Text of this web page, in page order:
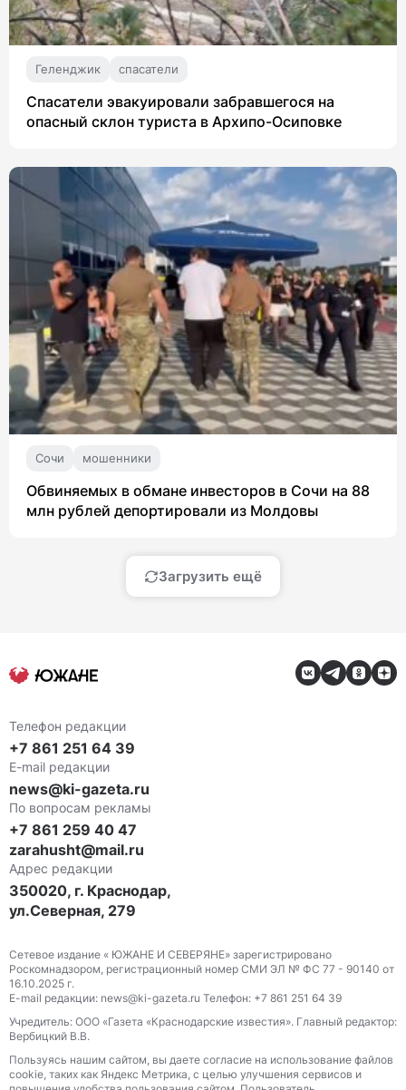
Геленджик спасатели
Спасатели эвакуировали забравшегося на
опасный склон туриста в Архипо-Осиповке
Сочи мошенники
Обвиняемых в обмане инвесторов в Сочи на 88
млн рублей депортировали из Молдовы
Загрузить ещё
Телефон редакции
+7 861 251 64 39
E-mail редакции
news@ki-gazeta.ru
По вопросам рекламы
+7 861 259 40 47
zarahusht@mail.ru
Адрес редакции
350020, г. Краснодар,
ул.Северная, 279
Сетевое издание « ЮЖАНЕ И СЕВЕРЯНЕ» зарегистрировано
Роскомнадзором, регистрационный номер СМИ ЭЛ № ФС 77 - 90140 от
16.10.2025 г.
E-mail редакции: news@ki-gazeta.ru Телефон: +7 861 251 64 39
Учредитель: ООО «Газета «Краснодарские известия». Главный редактор:
Вербицкий В.В.
Пользуясь нашим сайтом, вы даете согласие на использование файлов
сооkіе, таких как Яндекс Метрика, с целью улучшения сервисов и